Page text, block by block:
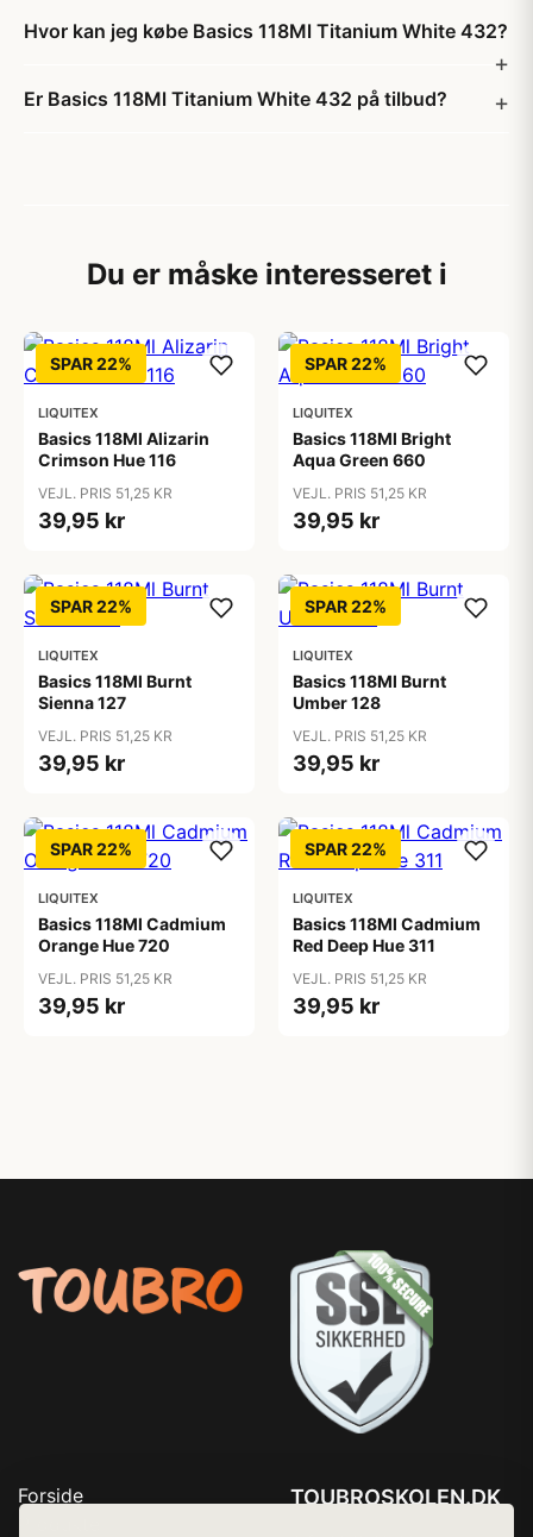
Hvor kan jeg købe Basics 118Ml Titanium White 432?
Er Basics 118Ml Titanium White 432 på tilbud?
Du er måske interesseret i
SPAR 22%
LIQUITEX
Basics 118Ml Alizarin
Crimson Hue 116
VEJL. PRIS 51,25 KR
39,95 kr
SPAR 22%
LIQUITEX
Basics 118Ml Bright
Aqua Green 660
VEJL. PRIS 51,25 KR
39,95 kr
SPAR 22%
LIQUITEX
Basics 118Ml Burnt
Sienna 127
VEJL. PRIS 51,25 KR
39,95 kr
SPAR 22%
LIQUITEX
Basics 118Ml Burnt
Umber 128
VEJL. PRIS 51,25 KR
39,95 kr
SPAR 22%
LIQUITEX
Basics 118Ml Cadmium
Orange Hue 720
VEJL. PRIS 51,25 KR
39,95 kr
SPAR 22%
LIQUITEX
Basics 118Ml Cadmium
Red Deep Hue 311
VEJL. PRIS 51,25 KR
39,95 kr
Forside
TOUBROSKOLEN.DK